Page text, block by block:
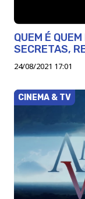
QUEM É
SECRETAS,
24/08/2021 17:01
CINEMA & TV